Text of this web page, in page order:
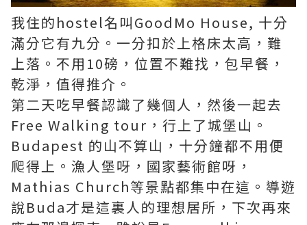
我住的hostel名叫GoodMo House, 十分
滿分它有九分。一分扣於上格床太高，難
上落。不用10磅，位置不難找，包早餐，
乾淨，值得推介。
第二天吃早餐認識了幾個人，然後一起去
Free Walking tour，行上了城堡山。
Budapest 的山不算山，十分鐘都不用便
爬得上。漁人堡呀，國家藝術館呀，
Mathias Church等景點都集中在這。導遊
說Buda才是這裏人的理想居所，下次再來